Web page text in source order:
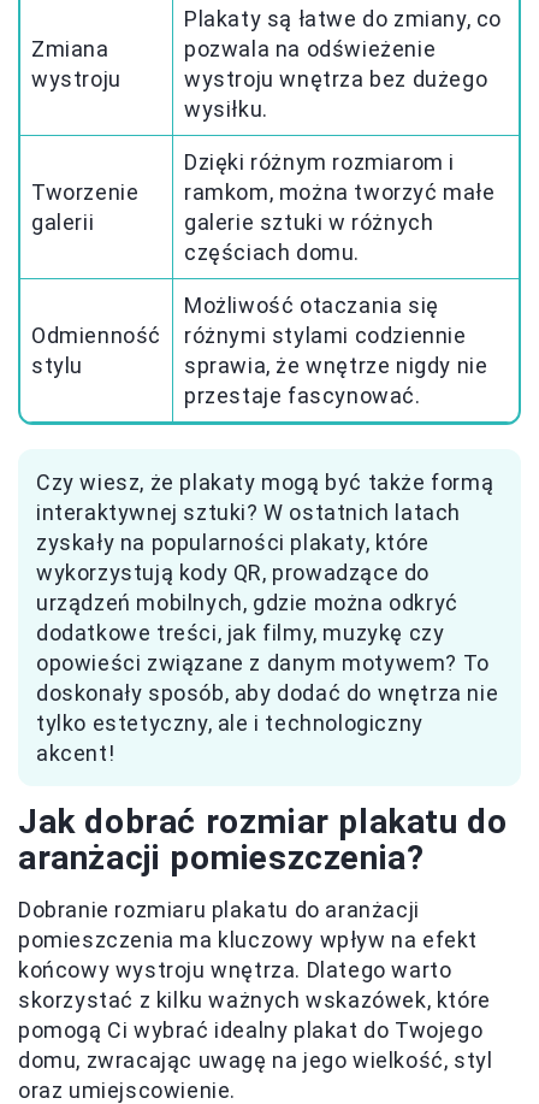
Zmiana
wystroju
Plakaty są łatwe do zmiany, co
pozwala na odświeżenie
wystroju wnętrza bez dużego
wysiłku.
Tworzenie
galerii
Dzięki różnym rozmiarom i
ramkom, można tworzyć małe
galerie sztuki w różnych
częściach domu.
Odmienność
stylu
Możliwość otaczania się
różnymi stylami codziennie
sprawia, że wnętrze nigdy nie
przestaje fascynować.
Czy wiesz, że plakaty mogą być także formą
interaktywnej sztuki? W ostatnich latach
zyskały na popularności plakaty, które
wykorzystują kody QR, prowadzące do
urządzeń mobilnych, gdzie można odkryć
dodatkowe treści, jak filmy, muzykę czy
opowieści związane z danym motywem? To
doskonały sposób, aby dodać do wnętrza nie
tylko estetyczny, ale i technologiczny
akcent!
Jak dobrać rozmiar plakatu do
aranżacji pomieszczenia?
Dobranie rozmiaru plakatu do aranżacji
pomieszczenia ma kluczowy wpływ na efekt
końcowy wystroju wnętrza. Dlatego warto
skorzystać z kilku ważnych wskazówek, które
pomogą Ci wybrać idealny plakat do Twojego
domu, zwracając uwagę na jego wielkość, styl
oraz umiejscowienie.